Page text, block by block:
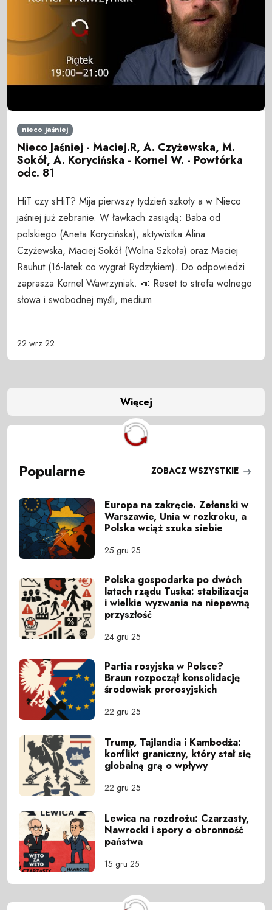
nieco jaśniej
Nieco Jaśniej - Maciej.R, A. Czyżewska, M.
Sokół, A. Korycińska - Kornel W. - Powtórka
odc. 81
HiT czy sHiT? Mija pierwszy tydzień szkoły a w Nieco
jaśniej już zebranie. W ławkach zasiądą: Baba od
polskiego (Aneta Korycińska), aktywistka Alina
Czyżewska, Maciej Sokół (Wolna Szkoła) oraz Maciej
Rauhut (16-latek co wygrał Rydzykiem). Do odpowiedzi
zaprasza Kornel Wawrzyniak. 📣 Reset to strefa wolnego
słowa i swobodnej myśli, medium
22 wrz 22
Więcej
Popularne ZOBACZ WSZYSTKIE
Europa na zakręcie. Zełenski w
Warszawie, Unia w rozkroku, a
Polska wciąż szuka siebie
25 gru 25
Polska gospodarka po dwóch
latach rządu Tuska: stabilizacja
i wielkie wyzwania na niepewną
przyszłość
24 gru 25
Partia rosyjska w Polsce?
Braun rozpoczął konsolidację
środowisk prorosyjskich
22 gru 25
Trump, Tajlandia i Kambodża:
konflikt graniczny, który stał się
globalną grą o wpływy
22 gru 25
Lewica na rozdrożu: Czarzasty,
Nawrocki i spory o obronność
państwa
15 gru 25